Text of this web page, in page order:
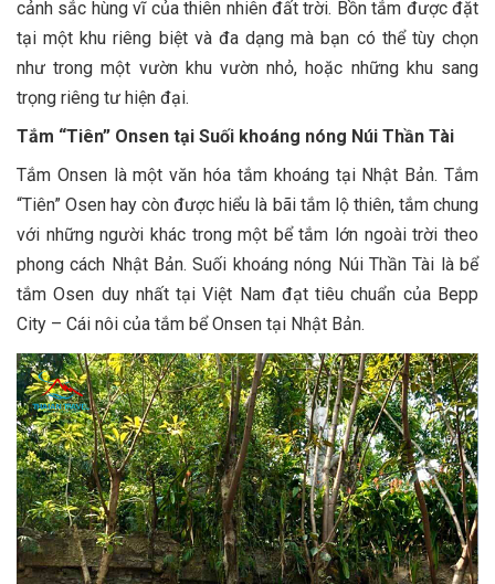
cảnh sắc hùng vĩ của thiên nhiên đất trời. Bồn tắm được đặt
tại một khu riêng biệt và đa dạng mà bạn có thể tùy chọn
như trong một vườn khu vườn nhỏ, hoặc những khu sang
trọng riêng tư hiện đại.
Tắm “Tiên” Onsen tại Suối khoáng nóng Núi Thần Tài
Tắm Onsen là một văn hóa tắm khoáng tại Nhật Bản. Tắm
“Tiên” Osen hay còn được hiểu là bãi tắm lộ thiên, tắm chung
với những người khác trong một bể tắm lớn ngoài trời theo
phong cách Nhật Bản. Suối khoáng nóng Núi Thần Tài là bể
tắm Osen duy nhất tại Việt Nam đạt tiêu chuẩn của Bepp
City – Cái nôi của tắm bể Onsen tại Nhật Bản.